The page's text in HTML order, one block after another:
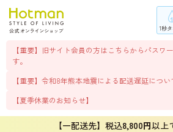
1秒
【重要】旧サイト会員の方はこちらからパスワ
す。
【重要】令和8年熊本地震による配送遅延につい
【夏季休業のお知らせ】
【一配送先】税込8,800円以上